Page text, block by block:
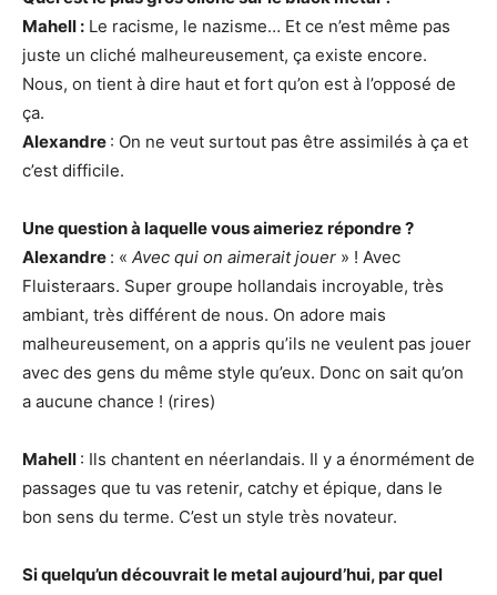
Mahell : Le racisme, le nazisme… Et ce n’est même pas
juste un cliché malheureusement, ça existe encore.
Nous, on tient à dire haut et fort qu’on est à l’opposé de
ça.
Alexandre : On ne veut surtout pas être assimilés à ça et
c’est difficile.
Une question à laquelle vous aimeriez répondre ?
Alexandre : « Avec qui on aimerait jouer » ! Avec
Fluisteraars. Super groupe hollandais incroyable, très
ambiant, très différent de nous. On adore mais
malheureusement, on a appris qu’ils ne veulent pas jouer
avec des gens du même style qu’eux. Donc on sait qu’on
a aucune chance ! (rires)
Mahell : Ils chantent en néerlandais. Il y a énormément de
passages que tu vas retenir, catchy et épique, dans le
bon sens du terme. C’est un style très novateur.
Si quelqu’un découvrait le metal aujourd’hui, par quel